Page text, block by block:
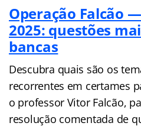
Operação Falcão
2025: questões
bancas
Descubra quais são os
recorrentes em certames
o professor Vitor Falcão,
resolução comentada de